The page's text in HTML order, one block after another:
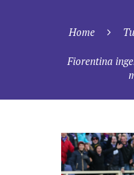
Home
Fiorentina